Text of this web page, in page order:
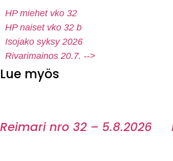
HP miehet vko 32
HP naiset vko 32 b
Isojako syksy 2026
Rivarimainos 20.7. -->
Lue myös
Reimari nro 32 – 5.8.2026